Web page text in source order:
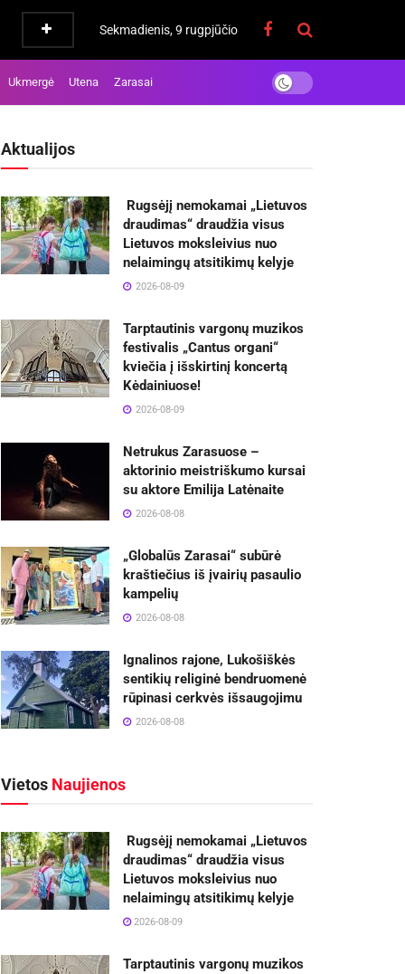
Sekmadienis, 9 rugpjūčio
Ukmergė Utena Zarasai
Aktualijos
Rugsėjį nemokamai „Lietuvos
draudimas“ draudžia visus
Lietuvos moksleivius nuo
nelaimingų atsitikimų kelyje
2026-08-09
Tarptautinis vargonų muzikos
festivalis „Cantus organi“
kviečia į išskirtinį koncertą
Kėdainiuose!
2026-08-09
Netrukus Zarasuose –
aktorinio meistriškumo kursai
su aktore Emilija Latėnaite
2026-08-08
„Globalūs Zarasai“ subūrė
kraštiečius iš įvairių pasaulio
kampelių
2026-08-08
Ignalinos rajone, Lukošiškės
sentikių religinė bendruomenė
rūpinasi cerkvės išsaugojimu
2026-08-08
Vietos Naujienos
Rugsėjį nemokamai „Lietuvos
draudimas“ draudžia visus
Lietuvos moksleivius nuo
nelaimingų atsitikimų kelyje
2026-08-09
Tarptautinis vargonų muzikos